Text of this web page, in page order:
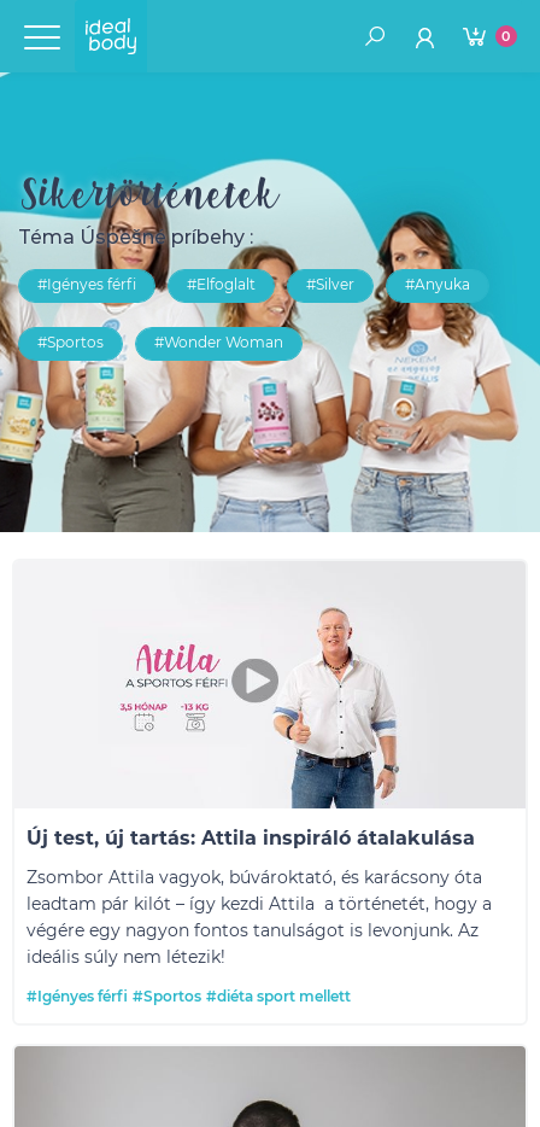
0
Sikertörténetek
Téma Úspešné príbehy :
#Igényes férfi #Elfoglalt #Silver #Anyuka
#Sportos #Wonder Woman
Új test, új tartás: Attila inspiráló átalakulása
Zsombor Attila vagyok, búvároktató, és karácsony óta
leadtam pár kilót – így kezdi Attila a történetét, hogy a
végére egy nagyon fontos tanulságot is levonjunk. Az
ideális súly nem létezik!
#Igényes férfi #Sportos #diéta sport mellett